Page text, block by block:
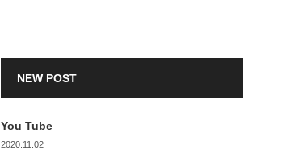
NEW POST
You Tube
2020.11.02